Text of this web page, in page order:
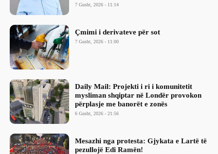
7 Gusht, 2026 - 11:14
Çmimi i derivateve për sot
7 Gusht, 2026 - 11:00
Daily Mail: Projekti i ri i komunitetit
mysliman shqiptar në Londër provokon
përplasje me banorët e zonës
6 Gusht, 2026 - 21:56
Mesazhi nga protesta: Gjykata e Lartë të
pezullojë Edi Ramën!